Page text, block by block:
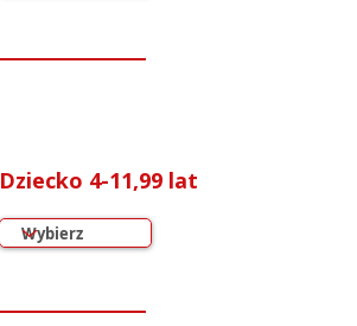
Dziecko 4-11,99 lat